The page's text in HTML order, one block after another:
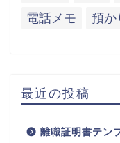
電話メモ
預か
最近の投稿
離職証明書テン